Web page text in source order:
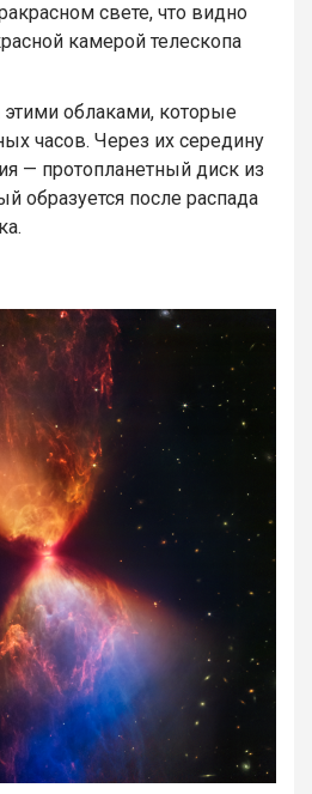
свете, что видно
камерой телескопа
облаками, которые
часов. Через их середину
— протопланетный диск из
образуется после распада